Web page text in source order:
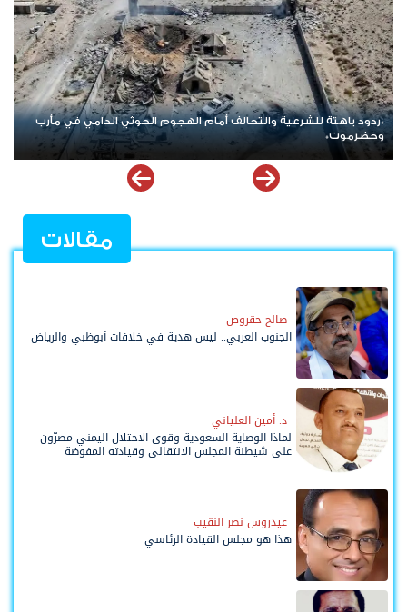
قتلى وجرحى بقصف جوي على مواقع الطوارئ اليمنية في العبر
مقالات
صالح حقروص
الجنوب العربي.. ليس هدية في خلافات أبوظبي والرياض
د. أمين العلياني
لماذا الوصاية السعودية وقوى الاحتلال اليمني مصرّون
على شيطنة المجلس الانتقالي وقيادته المفوضة
عيدروس نصر النقيب
هذا هو مجلس القيادة الرئاسي